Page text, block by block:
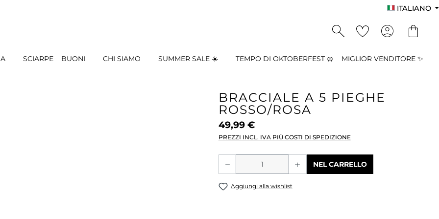
ITALIANO
SCIARPE BUONI CHI SIAMO SUMMER SALE ☀️ TEMPO DI OKTOBERFEST 🥨 MIGLIOR VENDITORE ✨
BRACCIALE A 5 PIEGHE
ROSSO/ROSA
49,99 €
PREZZI INCL. IVA PIÙ COSTI DI SPEDIZIONE
Quantità del prodotto: inserisci la
NEL CARRELLO
Aggiungi alla wishlist